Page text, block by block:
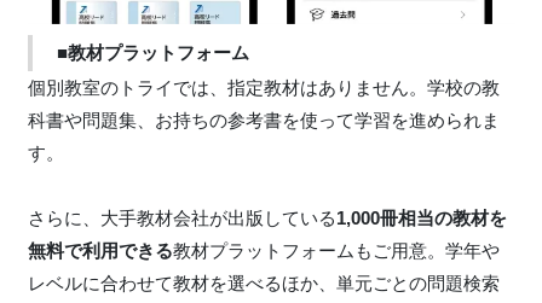
■教材プラットフォーム
個別教室のトライでは、指定教材はありません。学校の教
科書や問題集、お持ちの参考書を使って学習を進められま
す。
さらに、大手教材会社が出版している1,000冊相当の教材を
無料で利用できる教材プラットフォームもご用意。学年や
レベルに合わせて教材を選べるほか、単元ごとの問題検索